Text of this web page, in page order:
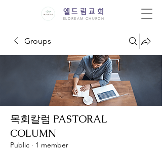
엘드림교회
ELDREAM CHURCH
Groups
목회칼럼 PASTORAL
COLUMN
Public · 1 member